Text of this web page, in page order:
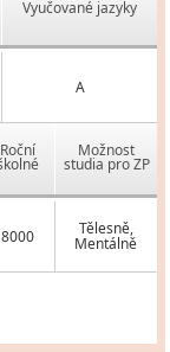
Vyučované jazyky
A
Roční Možnost
studia pro ZP
8000 Tělesně,
Mentálně